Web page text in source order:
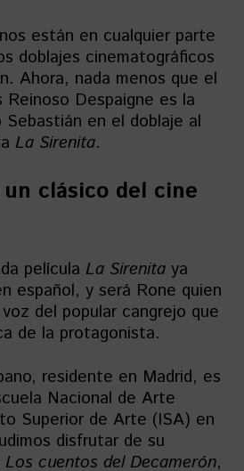
están en cualquier parte
doblajes cinematográficos
Ahora, nada menos que el
Reinoso Despaigne es la
en el doblaje al
La Sirenita.
clásico del cine
película La Sirenita ya
español, y será Rone quien
del popular cangrejo que
de la protagonista.
residente en Madrid, es
Nacional de Arte
Superior de Arte (ISA) en
disfrutar de su
Los cuentos del Decamerón,